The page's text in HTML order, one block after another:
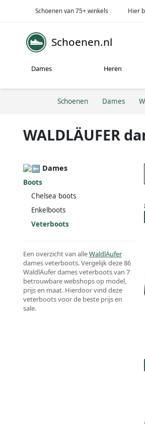
Schoenen van 75+ winkels Hier
Schoenen.nl
Dames Heren
Schoenen Dames
WALDLÄUFER
Dames
Boots
Chelsea boots
Enkelboots
Veterboots
Een overzicht van alleWaldlÄufer
dames veterboots. Vergelijk deze 86
WaldlÄufer dames veterboots van 7
betrouwbare webshops op model,
prijs en maat. Hierdoor vind deze
veterboots voor de beste prijs en
sale.